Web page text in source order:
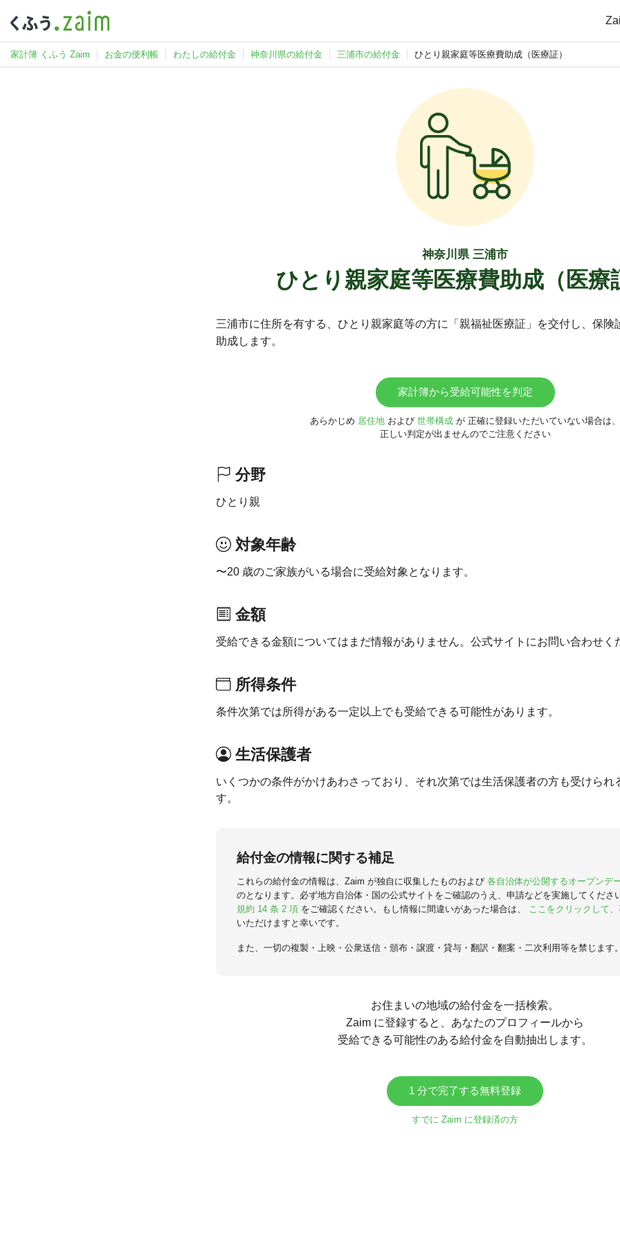
家計簿 くふう Zaim お金の便利帳 わたしの給付金 神奈川県の給付金 三浦市の給付金 ひとり親家庭等医療費助成（医療証）
神奈川県 三浦市
ひとり親家庭等医療費助成（医療
三浦市に住所を有する、ひとり親家庭等の方に「親福祉医療証」を交付し、保険
助成します。
家計簿から受給可能性を判定
あらかじめ 居住地および 世帯構成が 正確に登録いただいていない場合は、
正しい判定が出ませんのでご注意ください
分野
ひとり親
対象年齢
〜20 歳のご家族がいる場合に受給対象となります。
金額
受給できる金額についてはまだ情報がありません。公式サイトにお問い合わせく
所得条件
条件次第では所得がある一定以上でも受給できる可能性があります。
生活保護者
いくつかの条件がかけあわさっており、それ次第では生活保護者の方も受けられ
す。
給付金の情報に関する補足
これらの給付金の情報は、Zaim が独自に収集したものおよび 各自治体が公開するオープンデ
のとなります。必ず地方自治体・国の公式サイトをご確認のうえ、申請などを実施してくださ
規約 14 条 2 項 をご確認ください。もし情報に間違いがあった場合は、
ここをクリックして
いただけますと幸いです。
また、一切の複製・上映・公衆送信・頒布・譲渡・貸与・翻訳・翻案・二次利用等を禁じます
お住まいの地域の給付金を一括検索。
Zaim に登録すると、あなたのプロフィールから
受給できる可能性のある給付金を自動抽出します。
1 分で完了する無料登録
すでに Zaim に登録済の方